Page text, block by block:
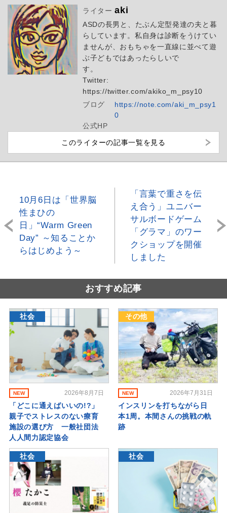
ライターaki
ASDの長男と、たぶん定型発達の夫と暮
らしています。私自身は診断をうけてい
ませんが、おもちゃを一直線に並べて遊
ぶ子どもではあったらしいで
す。
Twitter:
https://twitter.com/akiko_m_psy10
ブログ
https://note.com/aki_m_psy1
0
公式HP
このライターの記事一覧を見る
10月6日は「世界脳
性まひの
日」“Warm Green
Day” ～知ることか
らはじめよう～
「言葉で重さを伝
え合う」ユニバー
サルボードゲーム
「グラマ」のワー
クショップを開催
しました
おすすめ記事
社会
NEW 2026年8月7日
「どこに通えばいいの!?」
親子でストレスのない療育
施設の選び方 一般社団法
人人間力認定協会
その他
NEW 2026年7月31日
インスリンを打ちながら日
本1周。本間さんの挑戦の軌
跡
社会 社会